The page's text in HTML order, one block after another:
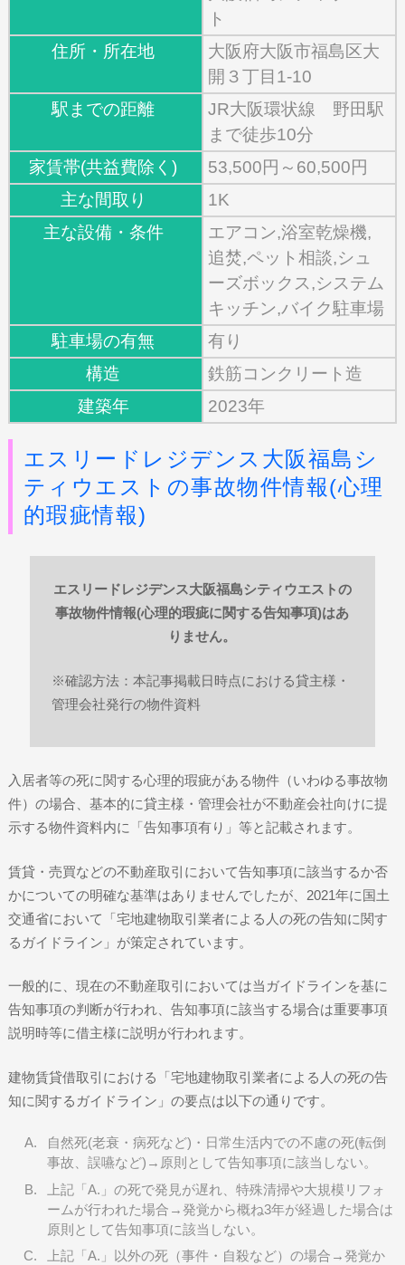
ト
住所・所在地
大阪府大阪市福島区大
開３丁目1-10
駅までの距離
JR大阪環状線 野田駅
まで徒歩10分
家賃帯(共益費除く)
53,500円～60,500円
主な間取り
1K
主な設備・条件
エアコン,浴室乾燥機,
追焚,ペット相談,シュ
ーズボックス,システム
キッチン,バイク駐車場
駐車場の有無
有り
構造
鉄筋コンクリート造
建築年
2023年
エスリードレジデンス大阪福島シ
ティウエストの事故物件情報(心理
的瑕疵情報)
エスリードレジデンス大阪福島シティウエストの
事故物件情報(心理的瑕疵に関する告知事項)はあ
りません。
※確認方法：本記事掲載日時点における貸主様・
管理会社発行の物件資料
入居者等の死に関する心理的瑕疵がある物件（いわゆる事故物
件）の場合、基本的に貸主様・管理会社が不動産会社向けに提
示する物件資料内に「告知事項有り」等と記載されます。
賃貸・売買などの不動産取引において告知事項に該当するか否
かについての明確な基準はありませんでしたが、2021年に国土
交通省において「宅地建物取引業者による人の死の告知に関す
るガイドライン」が策定されています。
一般的に、現在の不動産取引においては当ガイドラインを基に
告知事項の判断が行われ、告知事項に該当する場合は重要事項
説明時等に借主様に説明が行われます。
建物賃貸借取引における「宅地建物取引業者による人の死の告
知に関するガイドライン」の要点は以下の通りです。
自然死(老衰・病死など)・日常生活内での不慮の死(転倒
事故、誤嚥など)→原則として告知事項に該当しない。
上記「A.」の死で発見が遅れ、特殊清掃や大規模リフォ
ームが行われた場合→発覚から概ね3年が経過した場合は
原則として告知事項に該当しない。
上記「A.」以外の死（事件・自殺など）の場合→発覚か